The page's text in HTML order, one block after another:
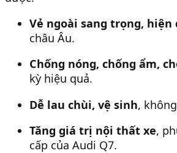
Vẻ ngoài sang trọng, hiện
châu Âu.
Chống nóng, chống ẩm,
kỳ hiệu quả.
Dễ lau chùi, vệ sinh,
Tăng giá trị nội thất xe,
cấp của Audi Q7.